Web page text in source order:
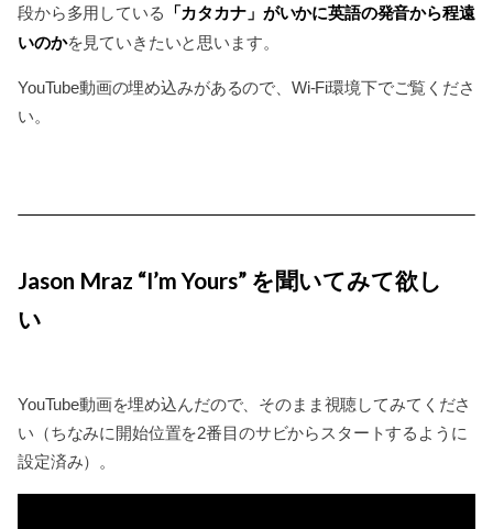
段から多用している
「カタカナ」がいかに英語の発音から程遠
いのかを見ていきたいと思います。
YouTube動画の埋め込みがあるので、Wi-Fi環境下でご覧くださ
い。
Jason Mraz “I’m Yours” を聞いてみて欲し
い
YouTube動画を埋め込んだので、そのまま視聴してみてくださ
い（ちなみに開始位置を2番目のサビからスタートするように
設定済み）。